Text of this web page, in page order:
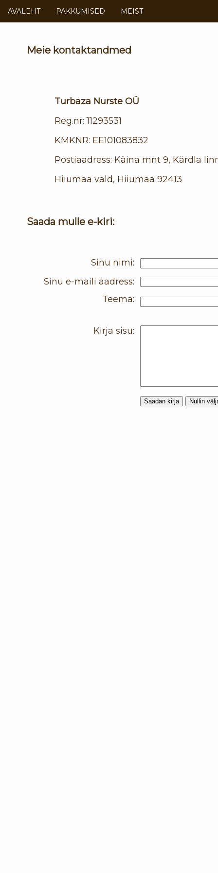
AVALEHT PAKKUMISED MEIST
Meie kontaktandmed
Turbaza Nurste OÜ
Reg.nr: 11293531
KMKNR: EE101083832
Postiaadress: Käina mnt 9, Kärdla
Hiiumaa vald, Hiiumaa 92413
Saada mulle e-kiri:
Sinu nimi:
Sinu e-maili aadress:
Teema:
Kirja sisu: